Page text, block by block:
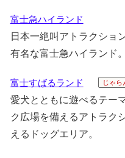
富士急ハイランド
日本一絶叫アトラクショ
有名な富士急ハイランド。
富士すばるランド じゃら
愛犬とともに遊べるテー
ク広場を備えるアトラク
えるドッグエリア。